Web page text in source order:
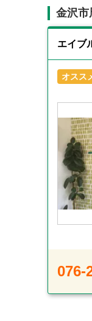
金沢市
エイブ
オスス
076-